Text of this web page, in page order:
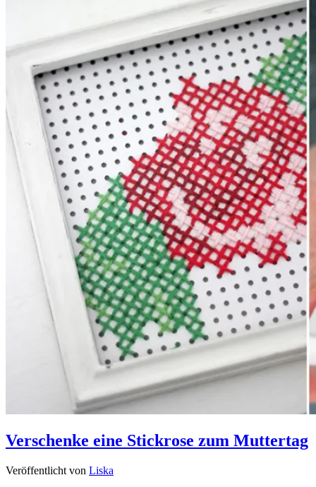
Verschenke eine Stickrose zum Muttertag
Veröffentlicht von Liska